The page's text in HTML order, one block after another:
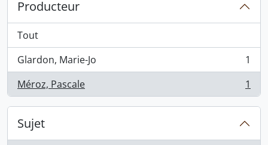
Producteur
Tout
Glardon, Marie-Jo
, 1 résultats
1
Méroz, Pascale
, 1 résultats 1
Sujet